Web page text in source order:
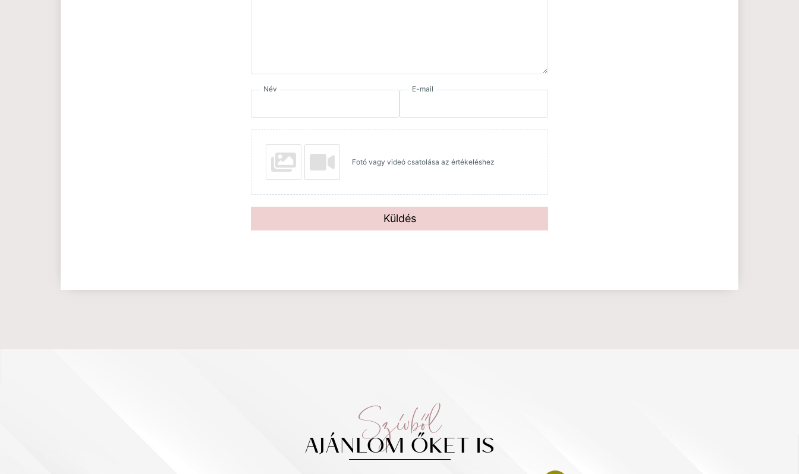
Név E-mail
Fotó vagy videó csatolása az értékeléshez
Küldés
Szívből
AJÁNLOM ŐKET IS